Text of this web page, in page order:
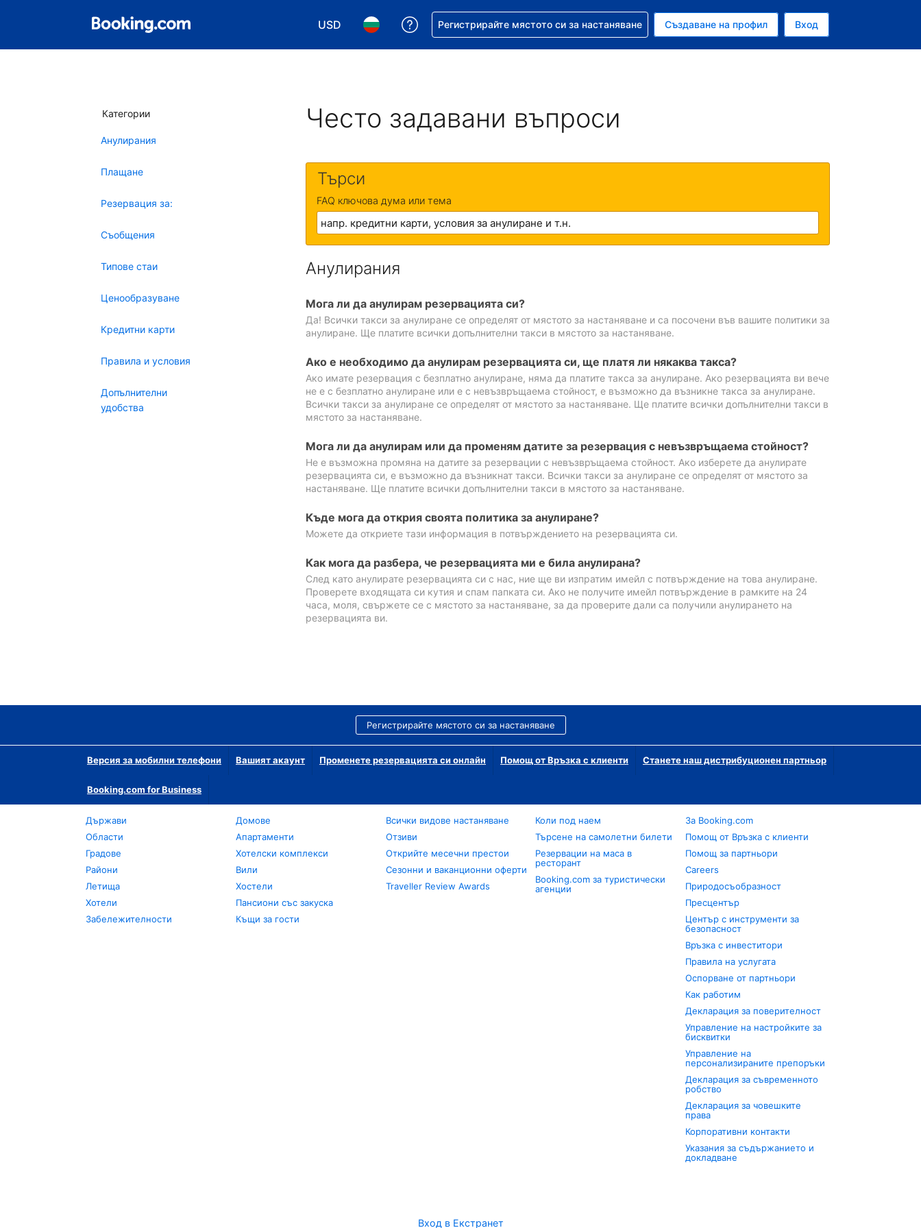
USD
Избор на валута. Избрана валута - Американски долар
Избор на език. Избран език - Български
Помощ с резервацията ви
Регистрирайте мястото си за настаняване Създаване на профил Вход
Категории
Анулирания
Плащане
Резервация за:
Съобщения
Типове стаи
Ценообразуване
Кредитни карти
Правила и условия
Допълнителни
удобства
Често задавани въпроси
Търси
FAQ ключова дума или тема
Анулирания
Мога ли да анулирам резервацията си?
Да! Всички такси за анулиране се определят от мястото за настаняване и са посочени във вашите политики за
анулиране. Ще платите всички допълнителни такси в мястото за настаняване.
Ако е необходимо да анулирам резервацията си, ще платя ли някаква такса?
Ако имате резервация с безплатно анулиране, няма да платите такса за анулиране. Ако резервацията ви вече
не е с безплатно анулиране или е с невъзвръщаема стойност, е възможно да възникне такса за анулиране.
Всички такси за анулиране се определят от мястото за настаняване. Ще платите всички допълнителни такси в
мястото за настаняване.
Мога ли да анулирам или да променям датите за резервация с невъзвръщаема стойност?
Не е възможна промяна на датите за резервации с невъзвръщаема стойност. Ако изберете да анулирате
резервацията си, е възможно да възникнат такси. Всички такси за анулиране се определят от мястото за
настаняване. Ще платите всички допълнителни такси в мястото за настаняване.
Къде мога да открия своята политика за анулиране?
Можете да откриете тази информация в потвърждението на резервацията си.
Как мога да разбера, че резервацията ми е била анулирана?
След като анулирате резервацията си с нас, ние ще ви изпратим имейл с потвърждение на това анулиране.
Проверете входящата си кутия и спам папката си. Ако не получите имейл потвърждение в рамките на 24
часа, моля, свържете се с мястото за настаняване, за да проверите дали са получили анулирането на
резервацията ви.
Регистрирайте мястото си за настаняване
Версия за мобилни телефони Вашият акаунт Променете резервацията си онлайн Помощ от Връзка с клиенти Станете наш дистрибуционен партньор
Booking.com for Business
Държави
Области
Градове
Райони
Летища
Хотели
Забележителности
Домове
Апартаменти
Хотелски комплекси
Вили
Хостели
Пансиони със закуска
Къщи за гости
Всички видове настаняване
Отзиви
Открийте месечни престои
Сезонни и ваканционни оферти
Traveller Review Awards
Коли под наем
Търсене на самолетни билети
Резервации на маса в
ресторант
Booking.com за туристически
агенции
За Booking.com
Помощ от Връзка с клиенти
Помощ за партньори
Careers
Природосъобразност
Пресцентър
Център с инструменти за
безопасност
Връзка с инвеститори
Правила на услугата
Оспорване от партньори
Как работим
Декларация за поверителност
Управление на настройките за
бисквитки
Управление на
персонализираните препоръки
Декларация за съвременното
робство
Декларация за човешките
права
Корпоративни контакти
Указания за съдържанието и
докладване
Вход в Екстранет